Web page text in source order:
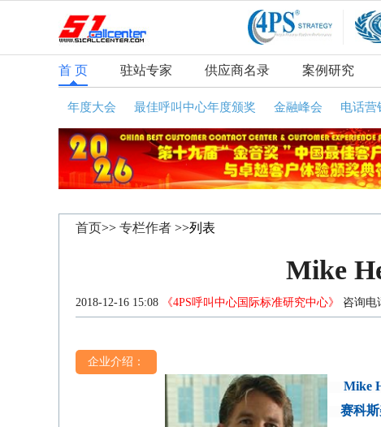
首 页 驻站专家 供应商名录 案例研究
年度大会 最佳呼叫中心年度颁奖 金融峰会 电话营
首页>> 专栏作者 >>列表
Mike
2018-12-16 15:08 《4PS呼叫中心国际标准研究中心》 咨询电
企业介绍：
Mike
赛科斯